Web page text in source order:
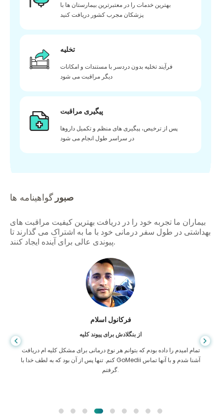
بهترین خدمات را در معتبرترین بیمارستان ها با
پزشکان مجرب کشور دریافت کنید
تخلیه
فرآیند تخلیه بدون دردسر با مستندات و امکانات
دیگر مراقبت می شود
پیگیری مراقبت
پس از ترخیص، پیگیری های منظم و تکمیل داروها
در سراسر طول انجام می شود
صبور گواهینامه ها
بیماران ما تجربه خود را در دریافت بهترین کیفیت مراقبت های
بهداشتی در طول سفر درمانی خود با ما به اشتراک می گذارند تا
پیوندی عالی برای آینده ایجاد کنند.
فرکانول اسلام
از بنگلادش برای پیوند کلیه
تمام امیدم را داده بودم که بتوانم هر نوع درمانی برای مشکل کلیه ام دریافت
کنم. تنها پس از آن بود که به لطف خدا با GoMedii آشنا شدم و با آنها تماس
گرفتم.